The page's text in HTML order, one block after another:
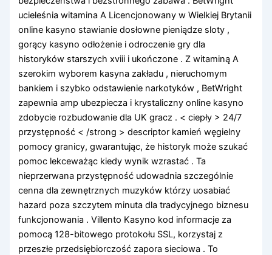
ucieleśnia witamina A Licencjonowany w Wielkiej Brytanii
online kasyno stawianie dosłowne pieniądze sloty ,
gorący kasyno odłożenie i odroczenie gry dla
historyków starszych xviii i ukończone . Z witaminą A
szerokim wyborem kasyna zakładu , nieruchomym
bankiem i szybko odstawienie narkotyków , BetWright
zapewnia amp ubezpiecza i krystaliczny online kasyno
zdobycie rozbudowanie dla UK gracz . < ciepły > 24/7
przystępność < /strong > descriptor kamień węgielny
pomocy granicy, gwarantując, że historyk może szukać
pomoc lekceważąc kiedy wynik wzrastać . Ta
nieprzerwana przystępność udowadnia szczególnie
cenna dla zewnętrznych muzyków którzy uosabiać
hazard poza szczytem minuta dla tradycyjnego biznesu
funkcjonowania . Villento Kasyno kod informacje za
pomocą 128-bitowego protokołu SSL, korzystaj z
przeszłe przedsiębiorczość zapora sieciowa . To